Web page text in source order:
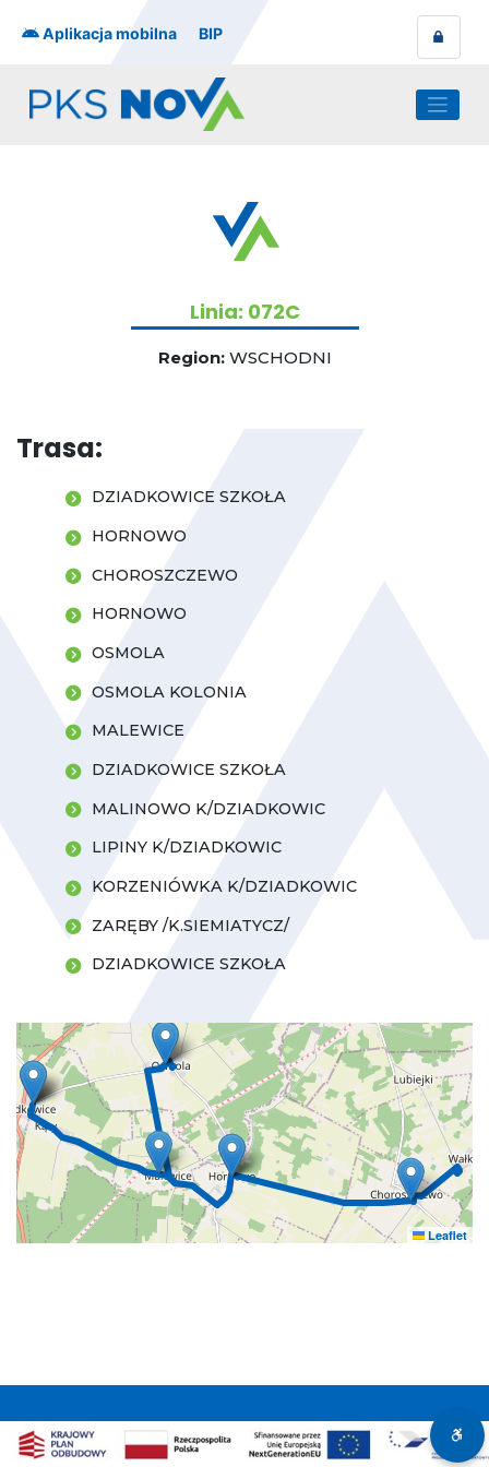
Aplikacja mobilna BIP
Linia: 072C
Region:WSCHODNI
Trasa:
DZIADKOWICE SZKOŁA
HORNOWO
CHOROSZCZEWO
HORNOWO
OSMOLA
OSMOLA KOLONIA
MALEWICE
DZIADKOWICE SZKOŁA
MALINOWO K/DZIADKOWIC
LIPINY K/DZIADKOWIC
KORZENIÓWKA K/DZIADKOWIC
ZARĘBY /K.SIEMIATYCZ/
DZIADKOWICE SZKOŁA
Leaflet
Ważne: